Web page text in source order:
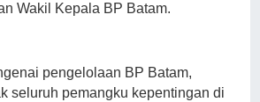
Wakil Kepala BP Batam.
pengelolaan BP Batam,
seluruh pemangku kepentingan di